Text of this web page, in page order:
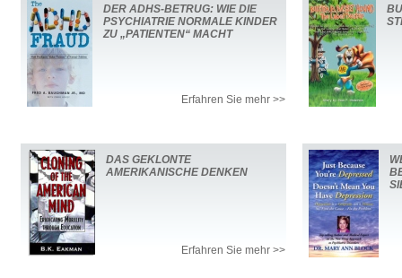
DER ADHS-BETRUG: WIE DIE
PSYCHIATRIE NORMALE KINDER
ZU „PATIENTEN“ MACHT
Erfahren Sie mehr >>
DAS GEKLONTE
AMERIKANISCHE DENKEN
Erfahren Sie mehr >>